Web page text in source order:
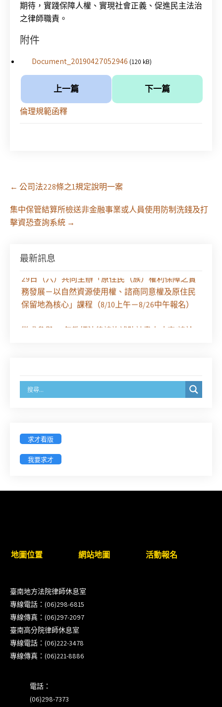
期待，實踐保障人權、實現社會正義、促進民主法治
之律師職責。
附件
Document_20190427052946 (120 kB)
上一篇 下一篇
倫理規範函釋
Post
navigation
← 公司法228條之1規定說明一案
集中保管結算所檢送非金融事業或人員使用防制洗錢及打
擊資恐查詢系統 →
最新訊息
【課程報名】全律會與台北律師公會等單位定於8月
29日（六）共同主辦「原住民（族）權利保障之實
務發展－以自然資源使用權、諮商同意權及原住民
保留地為核心」課程（8/10上午－8/26中午報名）
徵求參與115年教師法律諮詢補助計畫人才庫(請於
之分公司及商業應參加「勞動權益講習」
戳為憑)】
徵詢有意願擔任臺南市115年度國民中小學法治教育
臺南高分院8/28(五)下午舉辦「家庭關係中的正當防
衛」課程(8/12前向本會報名,實體)
8/22~23「平反再導航:2026台灣冤平反協會年度論
壇｣
【重要公告】115年職場霸凌調查專業人才(律師)培
訓課程（雲嘉南場）錄取通知已發送
前報名，實體+線上併行)
求才看版
我要求才
地圖位置 網站地圖 活動報名
臺南地方法院律師休息室
專線電話：(06)298-6815
專線傳真：(06)297-2097
臺南高分院律師休息室
專線電話：(06)222-3478
專線傳真：(06)221-8886
電話：
(06)298-7373